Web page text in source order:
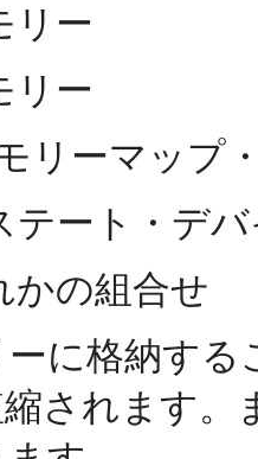
リー
リー
リーマップ
テート・デ
かの組合せ
に格納す
されます